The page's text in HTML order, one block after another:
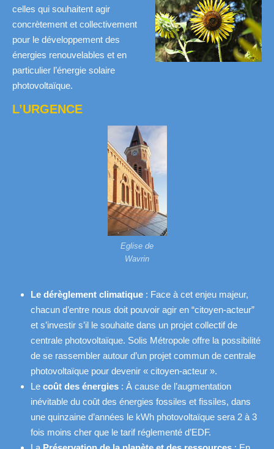
celles qui souhaitent agir
concrètement et collectivement
pour le développement des
énergies renouvelables et en
particulier l’énergie solaire
photovoltaïque.
L’URGENCE
Eglise de
Wavrin
Le dérèglement climatique : Face à cet enjeu majeur,
chacun d’entre nous doit pouvoir agir en “citoyen-acteur”
et s’investir s’il le souhaite dans un projet collectif de
centrale photovoltaïque. Solis Métropole offre la possibilité
de se rassembler autour d’un projet commun de centrale
photovoltaïque pour devenir « citoyen-acteur ».
Le coût des énergies : À cause de l’augmentation
inévitable du coût des énergies fossiles et fissiles, dans
une quinzaine d’années le kWh photovoltaïque sera 2 à 3
fois moins cher que le tarif réglementé d’EDF.